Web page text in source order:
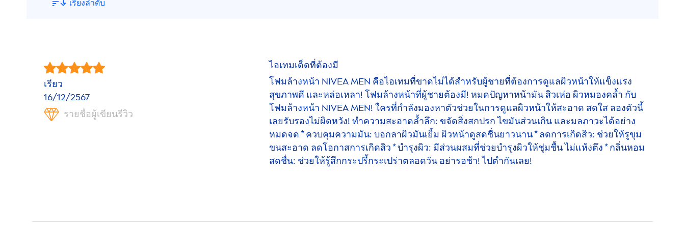
เรียงลำดับ
เรียว
16/12/2567
รายชื่อผู้เขียนรีวิว
ไอเทมเด็ดที่ต้องมี
โฟมล้างหน้า NIVEAMEN คือไอเทมที่ขาดไม่ได้สำหรับผู้ชายที่ต้องการดูแลผิวหน้าให้แข็งแรง
สุขภาพดี และหล่อเหลา! โฟมล้างหน้าที่ผู้ชายต้องมี! หมดปัญหาหน้ามัน สิวเห่อ ผิวหมองคล้ำ กับ
โฟมล้างหน้า NIVEAMEN! ใครที่กำลังมองหาตัวช่วยในการดูแลผิวหน้าให้สะอาด สดใส ลองตัวนี้
เลยรับรองไม่ผิดหวัง! ทำความสะอาดล้ำลึก: ขจัดสิ่งสกปรก ไขมันส่วนเกิน และมลภาวะได้อย่าง
หมดจด * ควบคุมความมัน: บอกลาผิวมันเยิ้ม ผิวหน้าดูสดชื่นยาวนาน * ลดการเกิดสิว: ช่วยให้รูขุม
ขนสะอาด ลดโอกาสการเกิดสิว * บำรุงผิว: มีส่วนผสมที่ช่วยบำรุงผิวให้ชุ่มชื้น ไม่แห้งตึง * กลิ่นหอม
สดชื่น: ช่วยให้รู้สึกกระปรี้กระเปร่าตลอดวัน อย่ารอช้า! ไปตำกันเลย!